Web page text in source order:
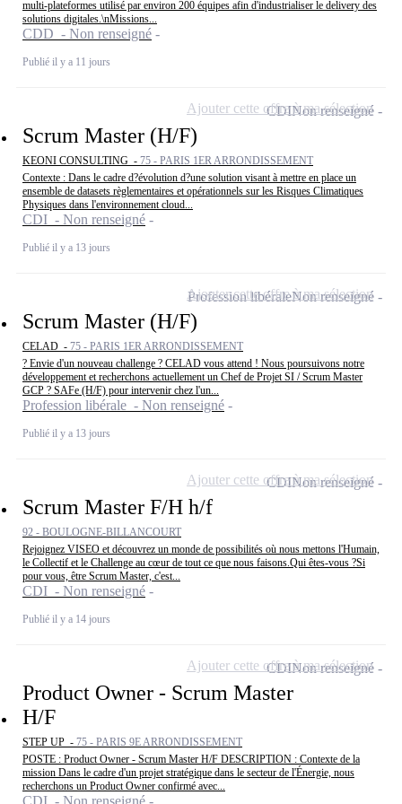
multi-plateformes utilisé par environ 200 équipes afin d'industrialiser le delivery des
solutions digitales.\nMissions...
CDD - Non renseigné
Publié il y a 11 jours
Scrum Master (H/F)
KEONI CONSULTING - 75 - PARIS 1ER ARRONDISSEMENT
Contexte : Dans le cadre d?évolution d?une solution visant à mettre en place un
ensemble de datasets règlementaires et opérationnels sur les Risques Climatiques
Physiques dans l'environnement cloud...
CDI - Non renseigné
Publié il y a 13 jours
CDINon renseigné
Ajouter cette offre à ma sélection
Scrum Master (H/F)
CELAD - 75 - PARIS 1ER ARRONDISSEMENT
? Envie d'un nouveau challenge ? CELAD vous attend ! Nous poursuivons notre
développement et recherchons actuellement un Chef de Projet SI / Scrum Master
GCP ? SAFe (H/F) pour intervenir chez l'un...
Profession libérale - Non renseigné
Publié il y a 13 jours
Profession libéraleNon renseigné
Ajouter cette offre à ma sélection
Scrum Master F/H h/f
92 - BOULOGNE-BILLANCOURT
Rejoignez VISEO et découvrez un monde de possibilités où nous mettons l'Humain,
le Collectif et le Challenge au cœur de tout ce que nous faisons.Qui êtes-vous ?Si
pour vous, être Scrum Master, c'est...
CDI - Non renseigné
Publié il y a 14 jours
CDINon renseigné
Ajouter cette offre à ma sélection
Product Owner - Scrum Master
H/F
STEP UP - 75 - PARIS 9E ARRONDISSEMENT
POSTE : Product Owner - Scrum Master H/F DESCRIPTION : Contexte de la
mission Dans le cadre d'un projet stratégique dans le secteur de l'Énergie, nous
recherchons un Product Owner confirmé avec...
CDI - Non renseigné
CDINon renseigné
Ajouter cette offre à ma sélection